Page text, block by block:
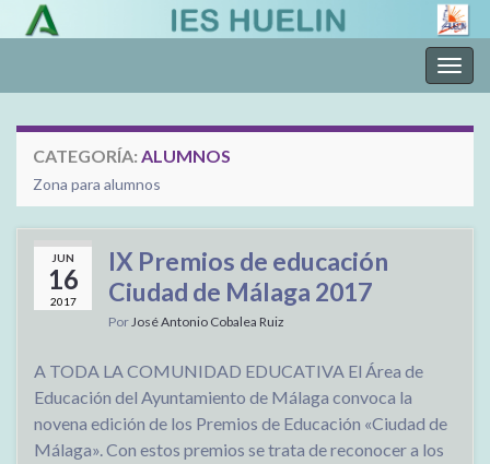
la
CATEGORÍA: ALUMNOS
Zona para alumnos
JUN
16
2017
IX Premios de educación
Ciudad de Málaga 2017
PorJosé Antonio Cobalea Ruiz
A TODA LA COMUNIDAD EDUCATIVA El Área de
Educación del Ayuntamiento de Málaga convoca la
novena edición de los Premios de Educación «Ciudad de
Málaga». Con estos premios se trata de reconocer a los